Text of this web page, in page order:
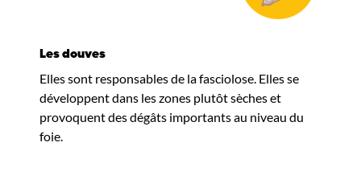
Les douves
Elles sont responsables de la fasciolose. Elles se
développent dans les zones plutôt sèches et
provoquent des dégâts importants au niveau du
foie.